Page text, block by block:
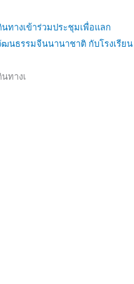
ทางเข้าร่วมประชุมเพื่อแลก
นธรรมจีนนานาชาติ กับโรงเรียน
ทางเ